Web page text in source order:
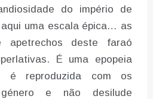
do império de
aqui uma escala épica… as
apetrechos deste faraó
É uma epopeia
é reproduzida com os
e não desilude